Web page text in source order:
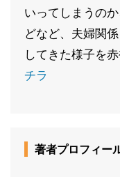
いってしまうの
どなど、夫婦関
してきた様子を
チラ
著者プロフィー